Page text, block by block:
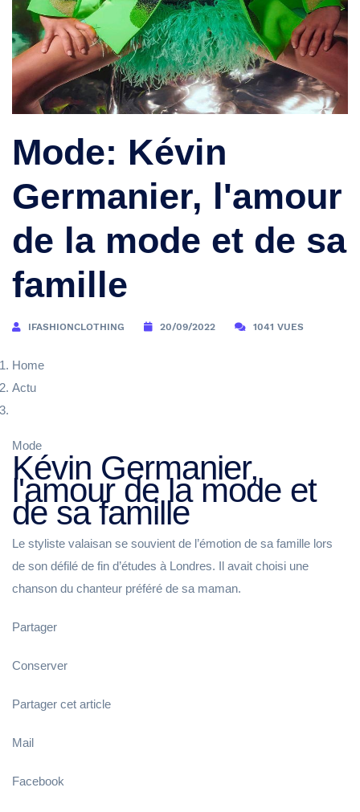
Mode: Kévin
Germanier, l'amour
de la mode et de sa
famille
IFASHIONCLOTHING 20/09/2022 1041 VUES
Home
Actu
Mode
Kévin Germanier,
l'amour de la mode et
de sa famille
Le styliste valaisan se souvient de l’émotion de sa famille lors
de son défilé de fin d’études à Londres. Il avait choisi une
chanson du chanteur préféré de sa maman.
Partager
Conserver
Partager cet article
Mail
Facebook